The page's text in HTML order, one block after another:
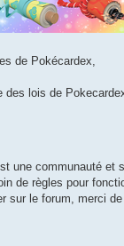
de Pokécardex,
lois de
une communauté et
de règles pour
sur le forum, merci